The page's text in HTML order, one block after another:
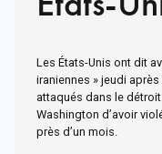
Les États-Unis ont dit
iraniennes » jeudi
attaqués dans le détroit
Washington d’avoir
près d’un mois.